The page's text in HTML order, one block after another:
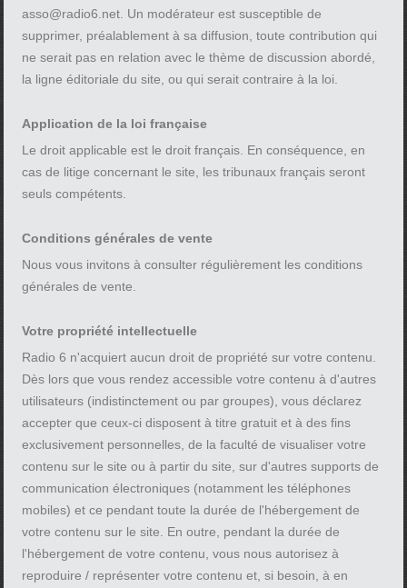
asso@radio6.net. Un modérateur est susceptible de
supprimer, préalablement à sa diffusion, toute contribution qui
ne serait pas en relation avec le thème de discussion abordé,
la ligne éditoriale du site, ou qui serait contraire à la loi.
Application de la loi française
Le droit applicable est le droit français. En conséquence, en
cas de litige concernant le site, les tribunaux français seront
seuls compétents.
Conditions générales de vente
Nous vous invitons à consulter régulièrement les conditions
générales de vente.
Votre propriété intellectuelle
Radio 6 n'acquiert aucun droit de propriété sur votre contenu.
Dès lors que vous rendez accessible votre contenu à d'autres
utilisateurs (indistinctement ou par groupes), vous déclarez
accepter que ceux-ci disposent à titre gratuit et à des fins
exclusivement personnelles, de la faculté de visualiser votre
contenu sur le site ou à partir du site, sur d'autres supports de
communication électroniques (notamment les téléphones
mobiles) et ce pendant toute la durée de l'hébergement de
votre contenu sur le site. En outre, pendant la durée de
l'hébergement de votre contenu, vous nous autorisez à
reproduire / représenter votre contenu et, si besoin, à en